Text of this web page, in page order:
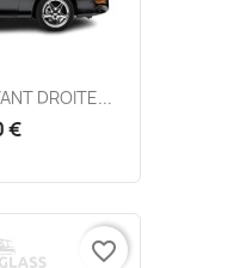
DROITE...
€
favorite_border